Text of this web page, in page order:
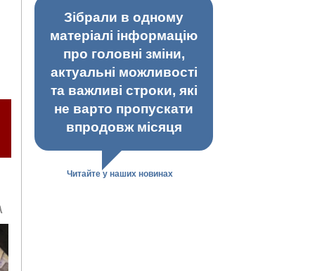
Зібрали в одному
матеріалі інформацію
про головні зміни,
актуальні можливості
та важливі строки, які
не варто пропускати
впродовж місяця
Читайте у наших новинах